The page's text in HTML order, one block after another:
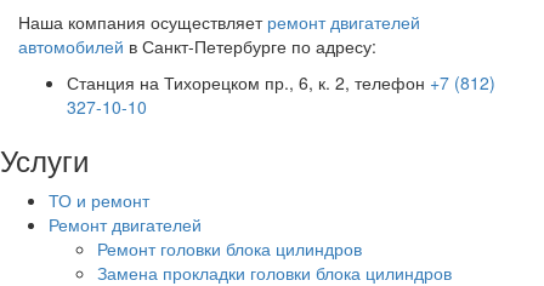
Наша компания осуществляет ремонт двигателей
автомобилей в Санкт-Петербурге по адресу:
Станция на Тихорецком пр., 6, к. 2, телефон +7 (812)
327-10-10
Услуги
ТО и ремонт
Ремонт двигателей
Ремонт головки блока цилиндров
Замена прокладки головки блока цилиндров